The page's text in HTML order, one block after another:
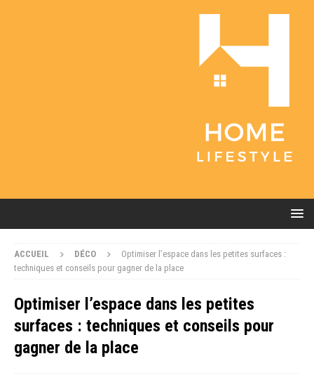
ACCUEIL DÉCO
Optimiser l’espace dans les petites surfaces :
techniques et conseils pour gagner de la place
Optimiser l’espace dans les petites
surfaces : techniques et conseils pour
gagner de la place